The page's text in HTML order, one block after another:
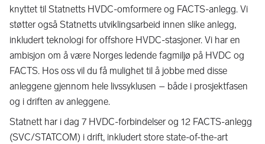
knyttet til Statnetts HVDC-omformere og FACTS-anlegg. Vi
støtter også Statnetts utviklingsarbeid innen slike anlegg,
inkludert teknologi for offshore HVDC-stasjoner. Vi har en
ambisjon om å være Norges ledende fagmiljø på HVDC og
FACTS. Hos oss vil du få mulighet til å jobbe med disse
anleggene gjennom hele livssyklusen – både i prosjektfasen
og i driften av anleggene.
Statnett har i dag 7 HVDC-forbindelser og 12 FACTS-anlegg
(SVC/STATCOM) i drift, inkludert store state-of-the-art